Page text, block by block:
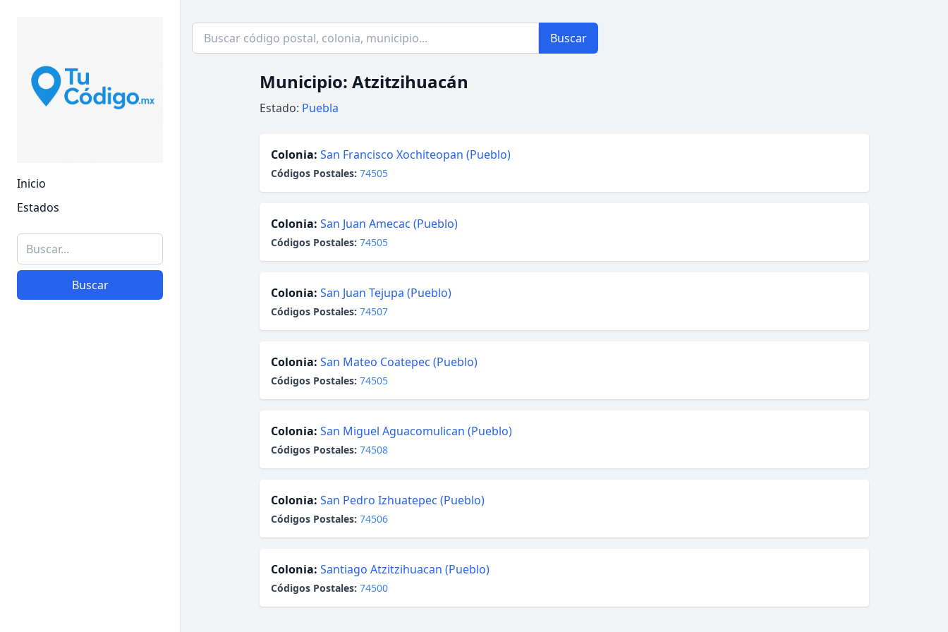
Inicio
Estados
Buscar
Buscar
Municipio: Atzitzihuacán
Estado: Puebla
Colonia: San Francisco Xochiteopan (Pueblo)
Códigos Postales: 74505
Colonia: San Juan Amecac (Pueblo)
Códigos Postales: 74505
Colonia: San Juan Tejupa (Pueblo)
Códigos Postales: 74507
Colonia: San Mateo Coatepec (Pueblo)
Códigos Postales: 74505
Colonia: San Miguel Aguacomulican (Pueblo)
Códigos Postales: 74508
Colonia: San Pedro Izhuatepec (Pueblo)
Códigos Postales: 74506
Colonia: Santiago Atzitzihuacan (Pueblo)
Códigos Postales: 74500